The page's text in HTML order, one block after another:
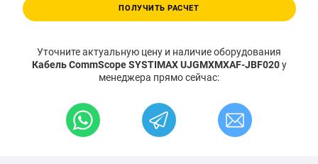
ПОЛУЧИТЬ РАСЧЕТ
Уточните актуальную цену и наличие оборудования
Кабель CommScope SYSTIMAX UJGMXMXAF-JBF020у
менеджера прямо сейчас: